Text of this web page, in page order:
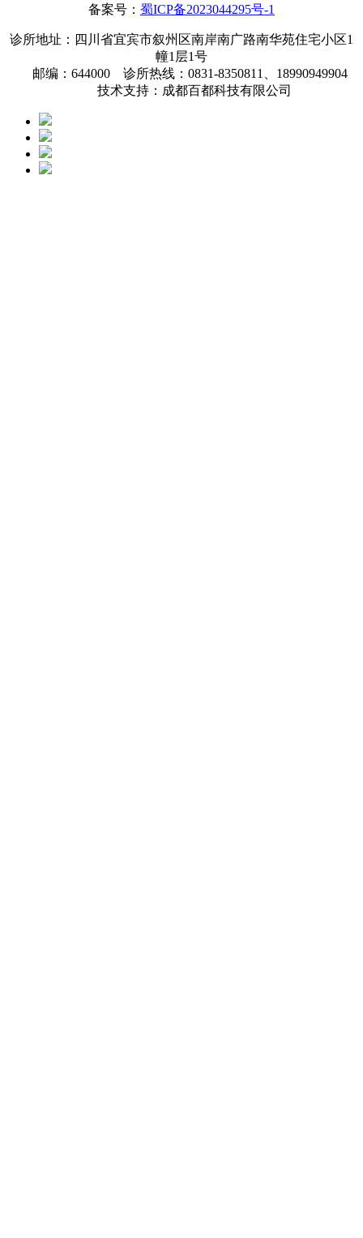
备案号： 蜀ICP备2023044295号-1
诊所地址：四川省宜宾市叙州区南岸南广路南华苑住宅小区1
幢1层1号
邮编：644000 诊所热线：0831-8350811、18990949904
技术支持：成都百都科技有限公司